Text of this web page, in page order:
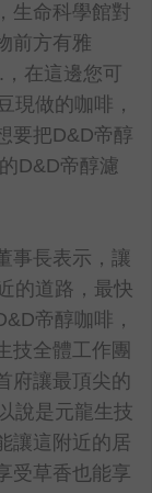
生命科學館對
前方有雅
在這邊您可
現做的咖啡，
要把D&D帝醇
D&D帝醇濾
事長表示，讓
的道路，最快
帝醇咖啡，
技全體工作團
府讓最頂尖的
說是元龍生技
讓這附近的居
受草香也能享